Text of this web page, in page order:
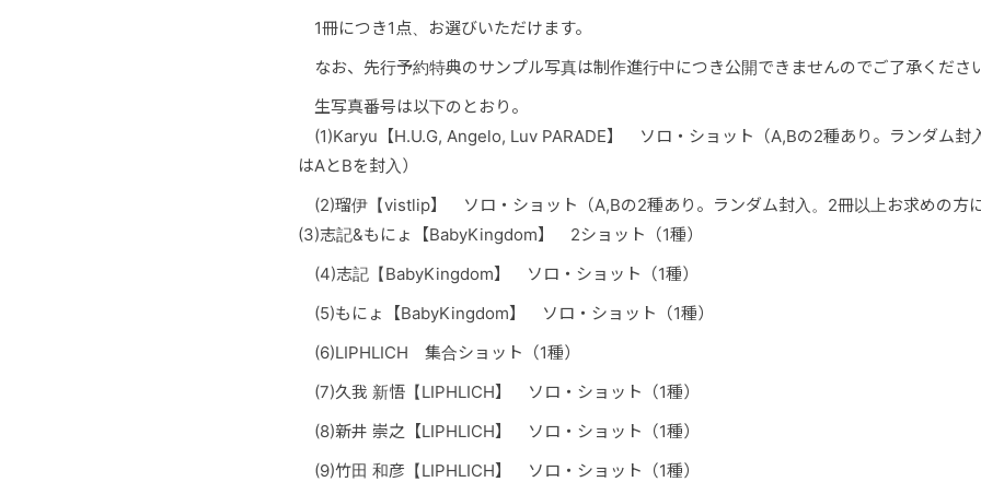
1冊につき1点、お選びいただけます。
なお、先行予約特典のサンプル写真は制作進行中につき公開できませんのでご了承くださ
生写真番号は以下のとおり。
(1)Karyu【H.U.G, Angelo, Luv PARADE】 ソロ・ショット（A,Bの2種あり。ランダム封
はAとBを封入）
(2)瑠伊【vistlip】 ソロ・ショット（A,Bの2種あり。ランダム封入。2冊以上お求めの方に
(3)志記&もにょ【BabyKingdom】 2ショット（1種）
(4)志記【BabyKingdom】 ソロ・ショット（1種）
(5)もにょ【BabyKingdom】 ソロ・ショット（1種）
(6)LIPHLICH 集合ショット（1種）
(7)久我 新悟 【LIPHLICH】 ソロ・ショット（1種）
(8)新井 崇之【LIPHLICH】 ソロ・ショット（1種）
(9)竹田 和彦 【LIPHLICH】 ソロ・ショット（1種）